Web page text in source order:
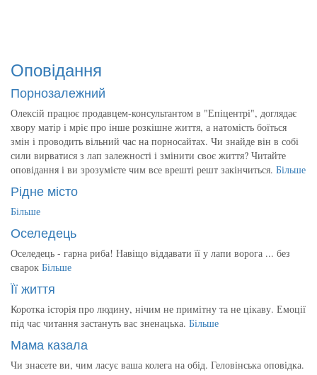
Оповідання
Порнозалежний
Олексій працює продавцем-консультантом в "Епіцентрі", доглядає
хвору матір і мріє про інше розкішне життя, а натомість боїться
змін і проводить вільний час на порносайтах. Чи знайде він в собі
сили вирватися з лап залежності і змінити своє життя? Читайте
оповідання і ви зрозумієте чим все врешті решт закінчиться. Більше
Рідне місто
Більше
Оселедець
Оселедець - гарна риба! Навіщо віддавати її у лапи ворога ... без
сварок Більше
Її життя
Коротка історія про людину, нічим не примітну та не цікаву. Емоції
під час читання застануть вас зненацька. Більше
Мама казала
Чи знаєете ви, чим ласує ваша колега на обід. Геловінська оповідка.